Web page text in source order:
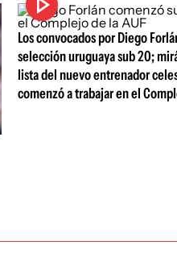
Los convocados por Diego
selección uruguaya sub 20;
lista del nuevo entrenador
comenzó a trabajar en el